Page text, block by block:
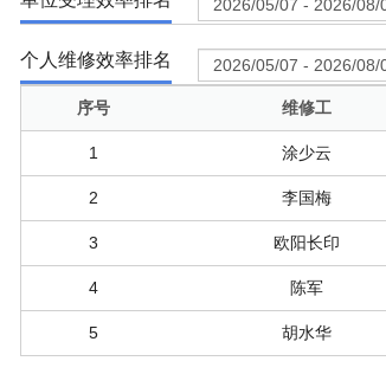
个人维修效率排名
序号 维修工
1 涂少云
2 李国梅
3 欧阳长印
4 陈军
5 胡水华